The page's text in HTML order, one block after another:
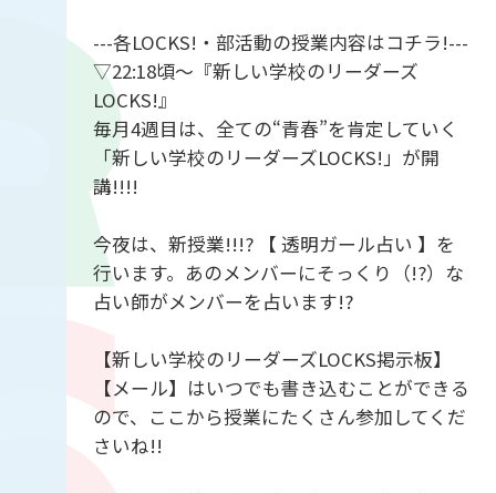
---各LOCKS!・部活動の授業内容はコチラ!---
▽22:18頃～『新しい学校のリーダーズ
LOCKS!』
毎月4週目は、全ての“青春”を肯定していく
「新しい学校のリーダーズLOCKS!」が開
講!!!!
今夜は、新授業!!!? 【 透明ガール占い 】を
行います。あのメンバーにそっくり（!?）な
占い師がメンバーを占います!?
【新しい学校のリーダーズLOCKS掲示板】
【メール】はいつでも書き込むことができる
ので、ここから授業にたくさん参加してくだ
さいね!!